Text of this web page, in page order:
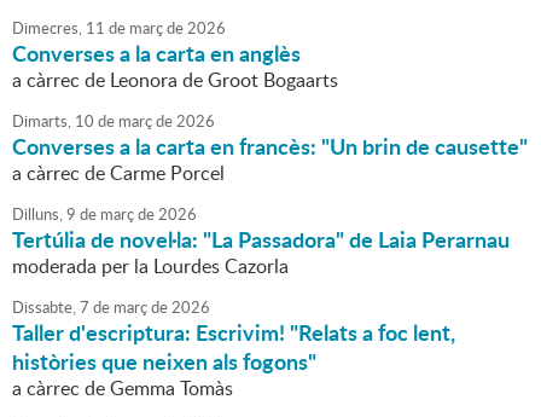
Dimecres, 11 de marçde2026
Converses a la carta en anglès
a càrrec de Leonora de Groot Bogaarts
Dimarts, 10 de marçde2026
Converses a la carta en francès: "Un brin de causette"
a càrrec de Carme Porcel
Dilluns,9 de marçde2026
Tertúlia de novel·la: "La Passadora" de Laia Perarnau
moderada per la Lourdes Cazorla
Dissabte,7 de marçde2026
Taller d'escriptura: Escrivim! "Relats a foc lent,
històries que neixen als fogons"
a càrrec de Gemma Tomàs